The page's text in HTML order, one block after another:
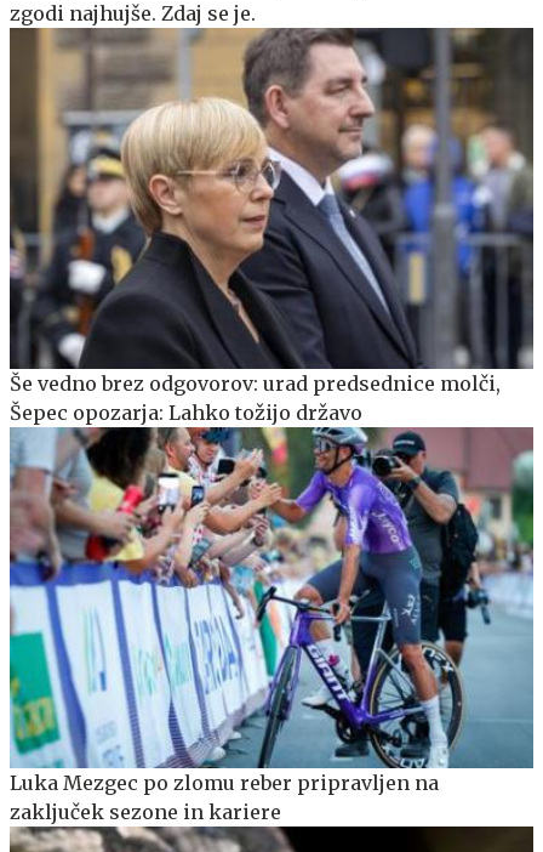
zgodi najhujše. Zdaj se je.
Še vedno brez odgovorov: urad predsednice molči,
Šepec opozarja: Lahko tožijo državo
Luka Mezgec po zlomu reber pripravljen na
zaključek sezone in kariere